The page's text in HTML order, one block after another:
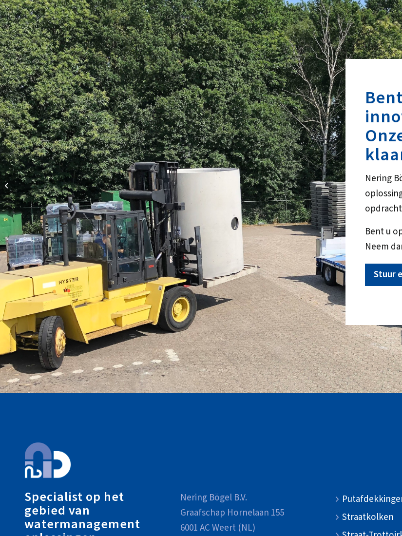
Nering
Bent u
Neem
Stuur
Specialist op het
gebied van
watermanagement
Nering Bögel B.V.
Graafschap Hornelaan 155
6001 AC Weert (NL)
Straatkolken
NEBOsept 5570.133